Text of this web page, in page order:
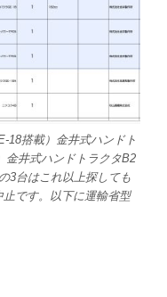
18搭載）金井式ハンドト
金井式ハンドトラクタB2
3台はこれ以上探しても
です。以下に運輸省型